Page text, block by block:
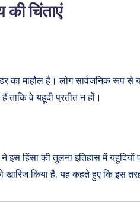
चिंताएं
का माहौल है। लोग सार्वजनिक रूप
वे यहूदी प्रतीत न हों।
इस हिंसा की तुलना इतिहास में
किया है, यह कहते हुए कि इस